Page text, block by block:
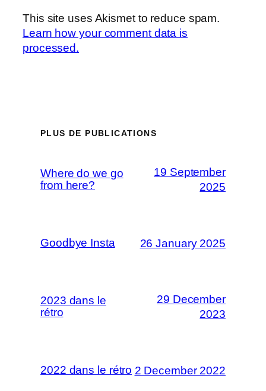
This site uses Akismet to reduce spam.
Learn how your comment data is
processed.
PLUS DE PUBLICATIONS
Where do we go
from here?
19 September
2025
Goodbye Insta 26 January 2025
2023 dans le
rétro
29 December
2023
2022 dans le rétro 2 December 2022